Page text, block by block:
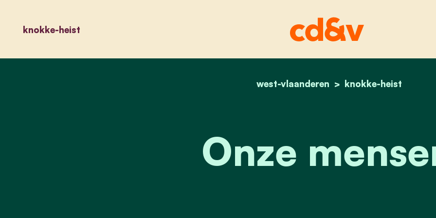
knokke-heist
home
west-vlaanderen knokke-heist
onze mensen
Onze